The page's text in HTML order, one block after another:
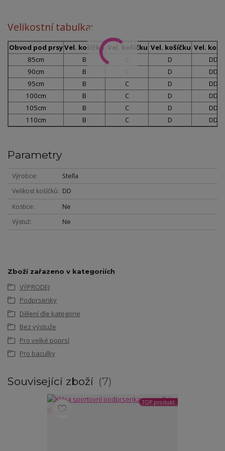
Velikostní tabulka:
Obvod pod prsyVel. košíčku Vel. košíčku Vel. košíčku Vel.
85cm
B C D
DD
90cm
B C D
DD
95cm
B C D
DD
100cm
B C D
DD
105cm
B C D
DD
110cm
B C D DD
Parametry
Výrobce
Stella
Velikost košíčků
DD
Kostice
Ne
Výstuž
Ne
Zboží zařazeno v kategoriích
VÝPRODEJ
Podprsenky
Dělení dle kategorie
Bez výstuže
Pro velké poprsí
Pro baculky
Související zboží 7
TOP produkt